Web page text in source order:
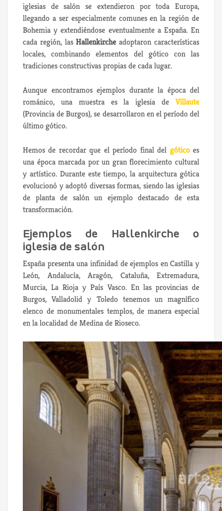
iglesias de salón se extendieron por toda Europa,
llegando a ser especialmente comunes en la región de
Bohemia y extendiéndose eventualmente a España. En
cada región, lasHallenkirche adoptaron características
locales, combinando elementos del gótico con las
tradiciones constructivas propias de cada lugar.
Aunque encontramos ejemplos durante la época del
románico, una muestra es la iglesia de Villaute
(Provincia de Burgos), se desarrollaron en el período del
último gótico.
Hemos de recordar que el período final del góticoes
una época marcada por un gran florecimiento cultural
y artístico. Durante este tiempo, la arquitectura gótica
evolucionó y adoptó diversas formas, siendo las iglesias
de planta de salón un ejemplo destacado de esta
transformación.
Ejemplos de Hallenkirche o
iglesia de salón
España presenta una infinidad de ejemplos en Castilla y
León, Andalucía, Aragón, Cataluña, Extremadura,
Murcia, La Rioja y País Vasco. En las provincias de
Burgos, Valladolid y Toledo tenemos un magnífico
elenco de monumentales templos, de manera especial
en la localidad de Medina de Rioseco.